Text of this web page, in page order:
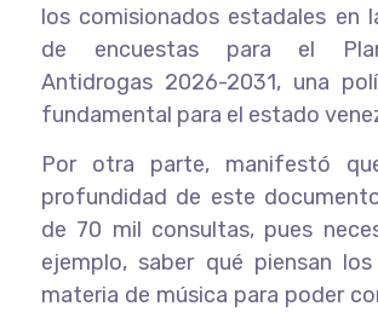
los comisionados estadales en
de encuestas para el
Antidrogas 2026-2031, una
fundamental para el estado
Por otra parte, manifestó
profundidad de este
de 70 mil consultas, pues
ejemplo, saber qué piensan
materia de música para poder